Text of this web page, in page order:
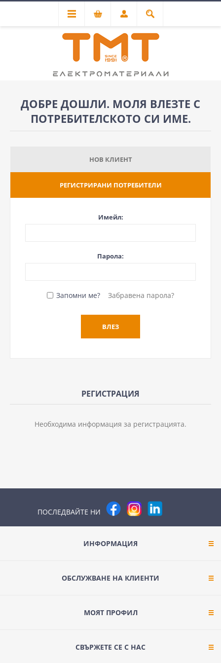
ДОБРЕ ДОШЛИ. МОЛЯ ВЛЕЗТЕ С
ПОТРЕБИТЕЛСКОТО СИ ИМЕ.
НОВ КЛИЕНТ
РЕГИСТРИРАНИ ПОТРЕБИТЕЛИ
Имейл:
Парола:
Запомни ме? Забравена парола?
РЕГИСТРАЦИЯ
Необходима информация за регистрацията.
ПОСЛЕДВАЙТЕ НИ
ИНФОРМАЦИЯ
ОБСЛУЖВАНЕ НА КЛИЕНТИ
МОЯТ ПРОФИЛ
СВЪРЖЕТЕ СЕ С НАС